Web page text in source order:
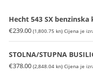
Hecht 543 SX
€239.00 (1,800.75 kn) Cijena je
STOLNA/STUPNA
€378.00 (2,848.04 kn) Cijena je